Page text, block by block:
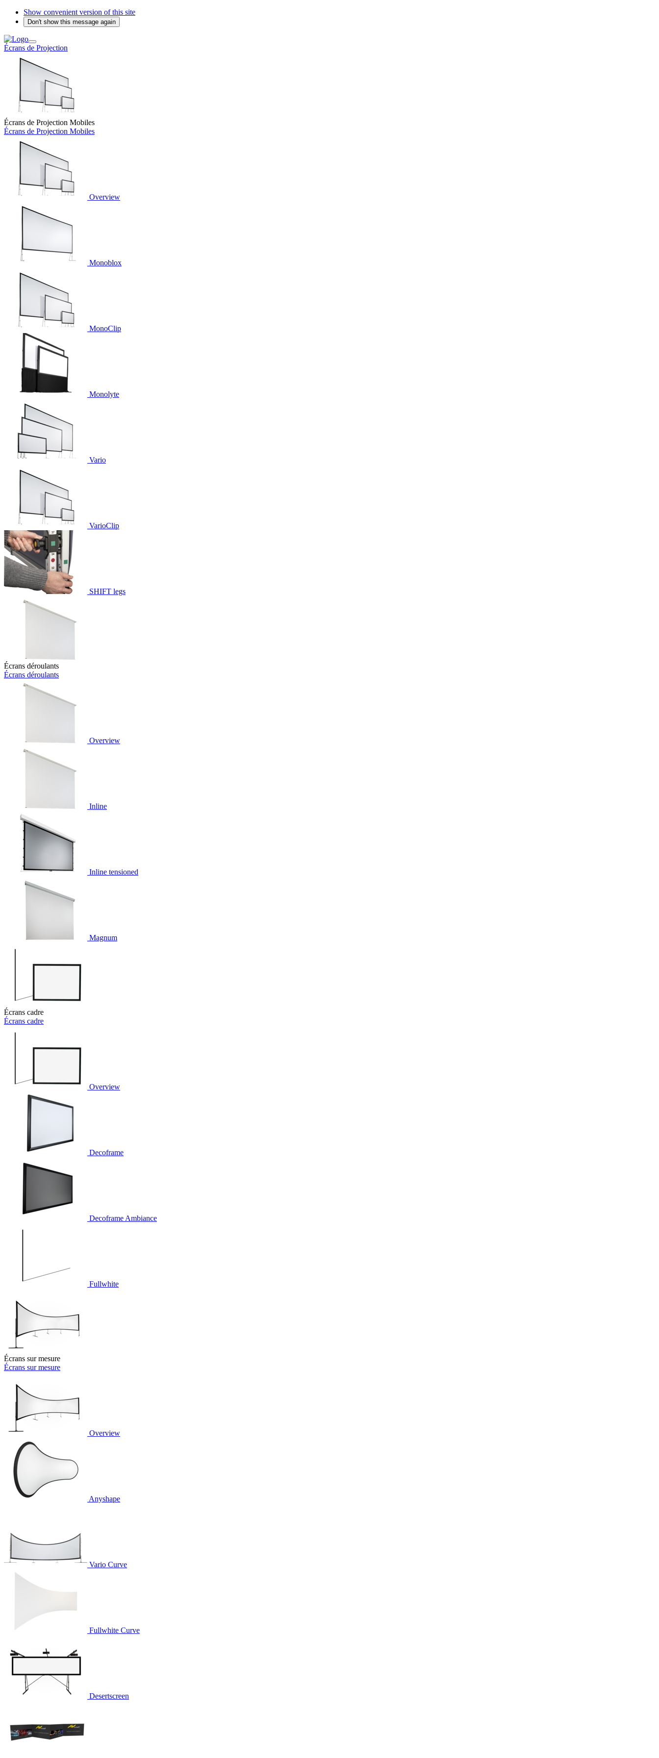
Show convenient version of this site
Don't show this message again
Écrans de Projection
Écrans de Projection Mobiles
Écrans de Projection Mobiles
Overview
Monoblox
MonoClip
Monolyte
Vario
VarioClip
SHIFT legs
Écrans déroulants
Écrans déroulants
Overview
Inline
Inline tensioned
Magnum
Écrans cadre
Écrans cadre
Overview
Decoframe
Decoframe Ambiance
Fullwhite
Écrans sur mesure
Écrans sur mesure
Overview
Anyshape
Vario Curve
Fullwhite Curve
Desertscreen